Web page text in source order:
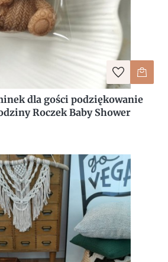
dla gości podziękowanie
Roczek Baby Shower